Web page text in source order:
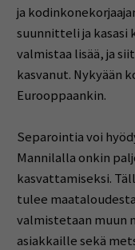
ja
suunnitteli ja kasasi
valmistaa lisää, ja
kasvanut. Nykyään
Eurooppaankin.
Separointia voi
Mannilalla onkin
kasvattamiseksi.
tulee
valmistetaan muun
asiakkaille sekä